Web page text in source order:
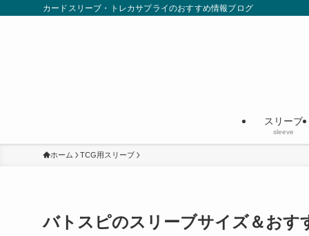
カードスリーブ・トレカサプライのおすすめ情報ブログ
スリーブ
sleeve
ホーム TCG用スリーブ
バトスピのスリーブサイズ＆おす